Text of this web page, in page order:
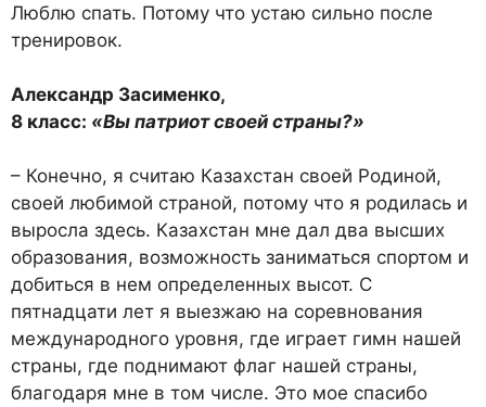
Люблю спать. Потому что устаю сильно после
тренировок.
Александр Засименко,
8 класс: «Вы патриот своей страны?»
– Конечно, я считаю Казахс­тан своей Родиной,
своей люби­мой страной, потому что я ро­дилась и
выросла здесь. Казахс­тан мне дал два высших
образо­вания, возможность заниматься спортом и
добиться в нем опре­деленных высот. С
пятнадцати лет я выезжаю на соревнования
международного уровня, где играет гимн нашей
страны, где поднимают флаг нашей страны,
благодаря мне в том числе. Это мое спасибо